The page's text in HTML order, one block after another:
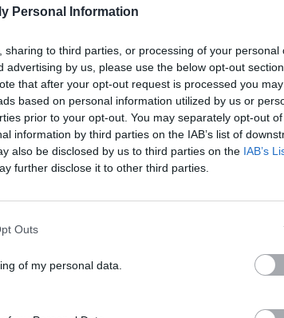
Personal Information
sharing to third parties, or processing of your personal
advertising by us, please use the below opt-out
that after your opt-out request is processed you may
based on personal information utilized by us or
prior to your opt-out. You may separately opt-out
information by third parties on the IAB’s list of
also be disclosed by us to third parties on the IAB’s
further disclose it to other third parties.
Outs
of my personal data.
τις πιο οδυνηρές εμπειρίες σε μια
Ταυτότητα